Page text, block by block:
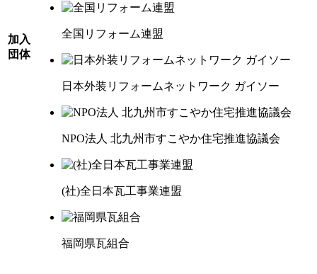
加入
団体
全国リフォーム連盟
日本外装 リフォームネットワーク ガイソー
NPO法人 北九州市すこやか住宅推進協議会
(社)全日本瓦工事業連盟
福岡県瓦組合